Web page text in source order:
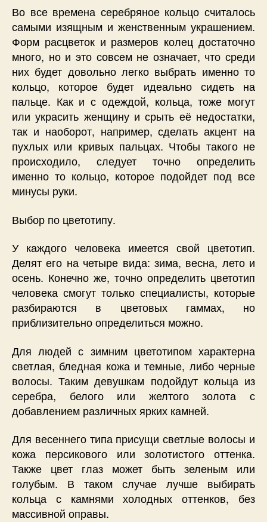
Во все времена серебряное кольцо считалось
самыми изящным и женственным украшением.
Форм расцветок и размеров колец достаточно
много, но и это совсем не означает, что среди
них будет довольно легко выбрать именно то
кольцо, которое будет идеально сидеть на
пальце. Как и с одеждой, кольца, тоже могут
или украсить женщину и срыть её недостатки,
так и наоборот, например, сделать акцент на
пухлых или кривых пальцах. Чтобы такого не
происходило, следует точно определить
именно то кольцо, которое подойдет под все
минусы руки.
Выбор по цветотипу.
У каждого человека имеется свой цветотип.
Делят его на четыре вида: зима, весна, лето и
осень. Конечно же, точно определить цветотип
человека смогут только специалисты, которые
разбираются в цветовых гаммах, но
приблизительно определиться можно.
Для людей с зимним цветотипом характерна
светлая, бледная кожа и темные, либо черные
волосы. Таким девушкам подойдут кольца из
серебра, белого или желтого золота с
добавлением различных ярких камней.
Для весеннего типа присущи светлые волосы и
кожа персикового или золотистого оттенка.
Также цвет глаз может быть зеленым или
голубым. В таком случае лучше выбирать
кольца с камнями холодных оттенков, без
массивной оправы.